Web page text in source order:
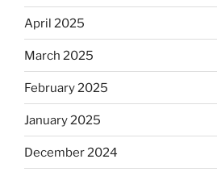
April 2025
March 2025
February 2025
January 2025
December 2024